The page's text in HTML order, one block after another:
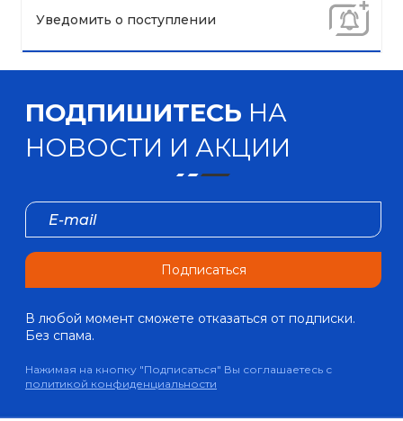
Уведомить о поступлении
ПОДПИШИТЕСЬ НА
НОВОСТИ И АКЦИИ
Подписаться
В любой момент сможете отказаться от подписки.
Без спама.
Нажимая на кнопку "Подписаться" Вы соглашаетесь с
политикой конфиденциальности